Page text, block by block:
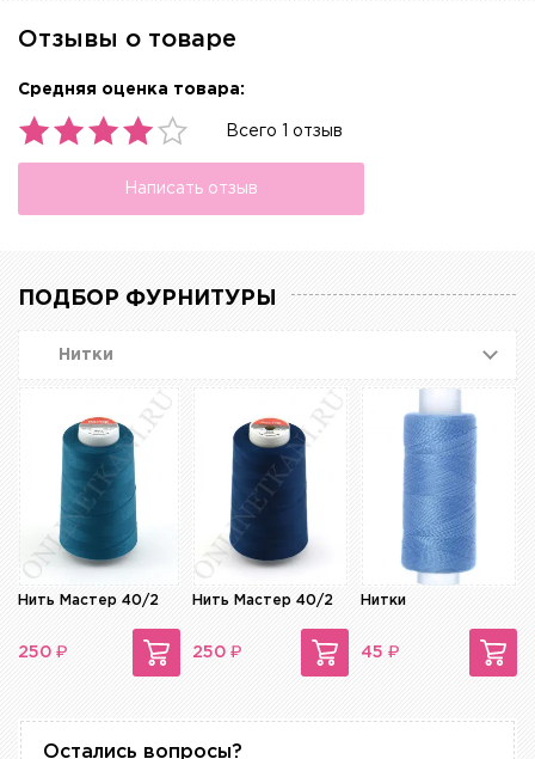
Отзывы о товаре
Средняя оценка товара:
Всего 1 отзыв
Написать отзыв
ПОДБОР ФУРНИТУРЫ
Нитки
Нить Мастер 40/2
250 ₽
Нить Мастер 40/2
250 ₽
Нитки
45 ₽
Остались вопросы?